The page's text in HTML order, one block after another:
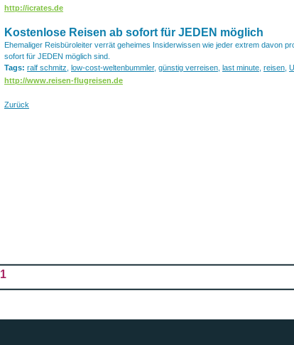
http://icrates.de
Kostenlose Reisen ab sofort für JEDEN möglich
Ehemaliger Reisbüroleiter verrät geheimes Insiderwissen wie jeder extrem davon
sofort für JEDEN möglich sind.
Tags: ralf schmitz low-cost-weltenbummler, günstig verreisen last minute reisen
http://www.reisen-flugreisen.de
Zurück
1